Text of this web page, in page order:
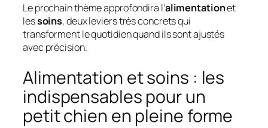
Le prochain thème approfondira l’alimentationet
lessoins, deux leviers très concrets qui
transforment le quotidien quand ils sont ajustés
avec précision.
Alimentation et soins : les
indispensables pour un
petit chien en pleine forme